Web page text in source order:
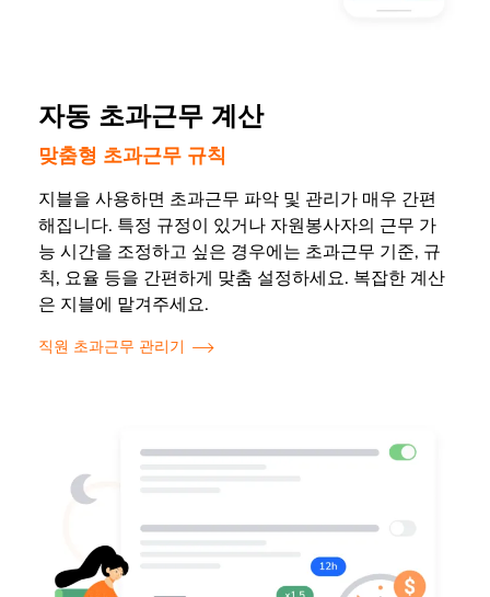
자동 초과근무 계산
맞춤형 초과근무 규칙
지블을 사용하면 초과근무 파악 및 관리가 매우 간편
해집니다. 특정 규정이 있거나 자원봉사자의 근무 가
능 시간을 조정하고 싶은 경우에는 초과근무 기준, 규
칙, 요율 등을 간편하게 맞춤 설정하세요. 복잡한 계산
은 지블에 맡겨주세요.
직원 초과근무 관리기